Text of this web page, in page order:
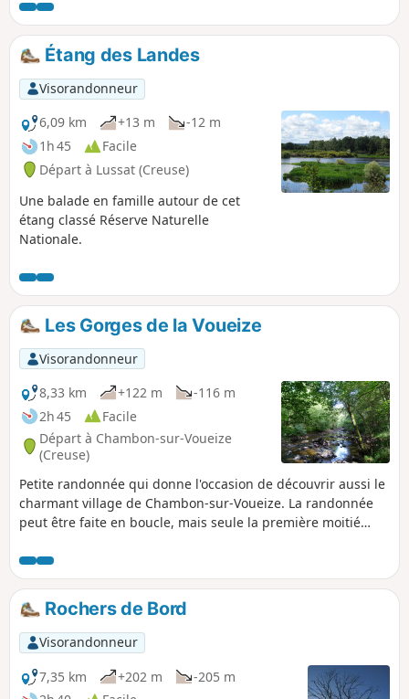
Étang des Landes
Visorandonneur
6,09 km
+13 m
-12 m
1h 45
Facile
Départ à Lussat (Creuse)
Une balade en famille autour de cet
étang classé Réserve Naturelle
Nationale.
Les Gorges de la Voueize
Visorandonneur
8,33 km
+122 m
-116 m
2h 45
Facile
Départ à Chambon-sur-Voueize
(Creuse)
Petite randonnée qui donne l'occasion de découvrir aussi le
charmant village de Chambon-sur-Voueize. La randonnée
peut être faite en boucle, mais seule la première moitié
un aller et retour pour profiter deux fois du paysage le long
des berges.
Rochers de Bord
Visorandonneur
7,35 km
+202 m
-205 m